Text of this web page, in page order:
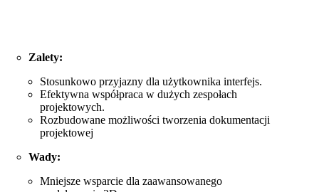
Zalety:
Stosunkowo przyjazny dla użytkownika interfejs.
Efektywna współpraca w dużych zespołach
projektowych.
Rozbudowane możliwości tworzenia dokumentacji
projektowej
Wady:
Mniejsze wsparcie dla zaawansowanego